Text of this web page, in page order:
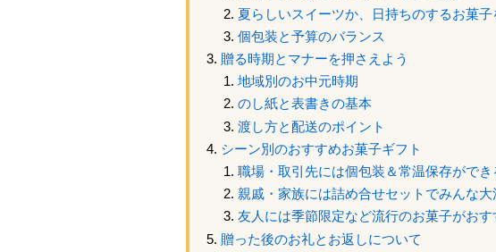
夏らしいスイーツか、日持ちのするお菓子
個包装と予算のバランス
贈る時期とマナーを押さえよう
地域別のお中元時期
のし紙と表書きの基本
渡し方と配送のポイント
シーン別のおすすめお菓子ギフト
職場・取引先には個包装＆常温保存ができ
親戚・家族には詰め合せセットでみんな大
友人には季節限定など流行のお菓子がおす
贈った後のお礼とお返しについて